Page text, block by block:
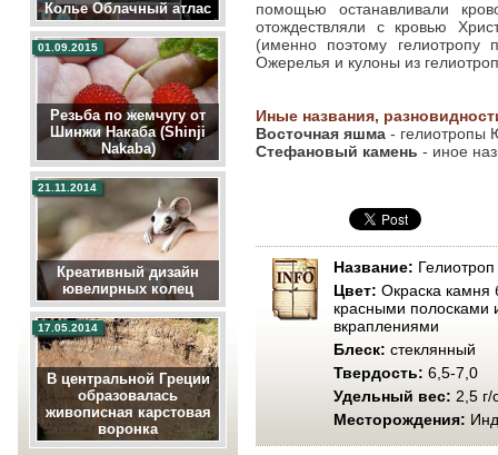
Колье Облачный атлас
Резьба по жемчугу от
Шинжи Накаба (Shinji
Nakaba)
01.09.2015
Креативный дизайн
ювелирных колец
21.11.2014
В центральной Греции
образовалась
живописная карстовая
воронка
17.05.2014
помощью останавливали
отождествляли с кровью
(именно поэтому гелиотропу
Ожерелья и кулоны из
Иные названия,
Восточная яшма - гелиотропы
Стефановый камень - иное
Название: Гелиотроп
Цвет: Окраска камня
красными полосками
вкраплениями
Блеск: стеклянный
Твердость: 6,5-7,0
Удельный вес: 2,5 г/
Месторождения: